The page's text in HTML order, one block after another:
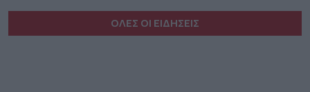
ΟΛΕΣ ΟΙ ΕΙΔΗΣΕΙΣ